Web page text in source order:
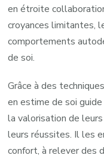
en étroite
croyances limitantes,
comportements
de soi.
Grâce à des
en estime de soi
la valorisation de
leurs réussites. Il les
confort, à relever des